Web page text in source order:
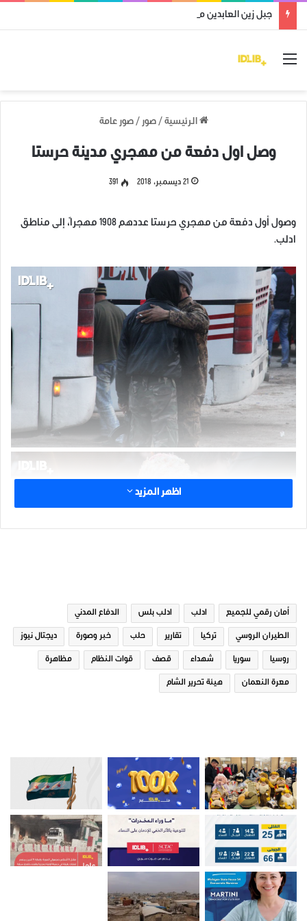
جبل زين العابدين محرر من قوات النظام وميليشياته
القائمة
الرئيسية / صور / صور عامة
وصل اول دفعة من مهجري مدينة حرستا
21 ديسمبر، 2018 391
وصول أول دفعة من مهجري حرستا عددهم 1908 مهجراً، إلى مناطق
ادلب.
اظهر المزيد
أمان رقمي للجميع ادلب ادلب بلس الدفاع المدني
الطيران الروسي تركيا تقارير حلب خبر وصورة ديجتال نيوز
روسيا سوريا شهداء قصف قوات النظام مظاهرة
معرة النعمان هيئة تحرير الشام